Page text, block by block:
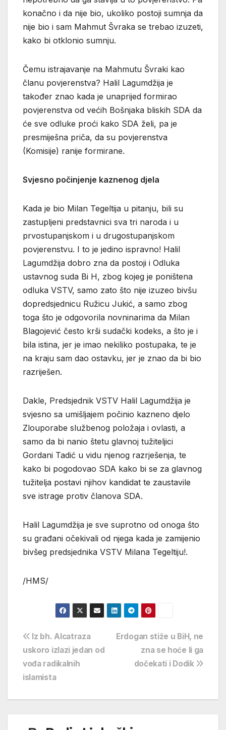
konačno i da nije bio, ukoliko postoji sumnja da
nije bio i sam Mahmut Švraka se trebao izuzeti,
kako bi otklonio sumnju.
Čemu istrajavanje na Mahmutu Švraki kao
članu povjerenstva? Halil Lagumdžija je
također znao kada je unaprijed formirao
povjerenstva od većih Bošnjaka bliskih SDA da
će sve odluke proći kako SDA želi, pa je
presmiješna priča, da su povjerenstva
(Komisije) ranije formirane.
Svjesno počinjenje kaznenog djela
Kada je bio Milan Tegeltija u pitanju, bili su
zastupljeni predstavnici sva tri naroda i u
prvostupanjskom i u drugostupanjskom
povjerenstvu. I to je jedino ispravno! Halil
Lagumdžija dobro zna da postoji i Odluka
ustavnog suda Bi H, zbog kojeg je poništena
odluka VSTV, samo zato što nije izuzeo bivšu
dopredsjednicu Ružicu Jukić, a samo zbog
toga što je odgovorila novninarima da Milan
Blagojević često krši sudački kodeks, a što je i
bila istina, jer je imao nekiliko postupaka, te je
na kraju sam dao ostavku, jer je znao da bi bio
razriješen.
Dakle, Predsjednik VSTV Halil Lagumdžija je
svjesno sa umišljajem počinio kazneno djelo
Zlouporabe službenog položaja i ovlasti, a
samo da bi nanio štetu glavnoj tužiteljici
Gordani Tadić u vidu njenog razrješenja, te
kako bi pogodovao SDA kako bi se za glavnog
tužitelja postavi njihov kandidat te zaustavile
sve istrage protiv članova SDA.
Halil Lagumdžija je sve suprotno od onoga što
su građani očekivali od njega kada je zamijenio
bivšeg predsjednika VSTV Milana Tegeltiju!.
/HMS/
Navigacija
objava
Erdogan stiže u BiH, ne
zna se hoće li ga
dočekati i Dodik
Iz bh. Alcatraza
uskoro izlazi jedan od
vođa radikalnih
islamista